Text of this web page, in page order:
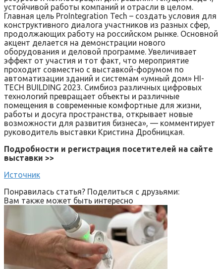
устойчивой работы компаний и отрасли в целом.
Главная цель ProIntegration Tech – создать условия для
конструктивного диалога участников из разных сфер,
продолжающих работу на российском рынке. Основной
акцент делается на демонстрации нового
оборудования и деловой программе. Увеличивает
эффект от участия и тот факт, что мероприятие
проходит совместно с выставкой-форумом по
автоматизации зданий и системам «умный дом» HI-
TECH BUILDING 2023. Симбиоз различных цифровых
технологий превращает объекты и различные
помещения в современные комфортные для жизни,
работы и досуга пространства, открывает новые
возможности для развития бизнеса», — комментирует
руководитель выставки Кристина Дробницкая.
Подробности и регистрация посетителей на сайте
выставки >>
Источник
Понравилась статья? Поделиться с друзьями:
Вам также может быть интересно